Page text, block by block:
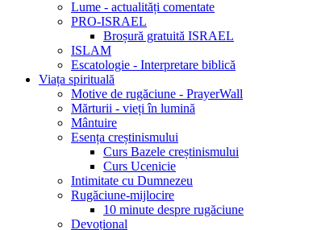
Lume - actualități comentate
PRO-ISRAEL
Broșură gratuită ISRAEL
ISLAM
Escatologie - Interpretare biblică
Viața spirituală
Motive de rugăciune - PrayerWall
Mărturii - vieți în lumină
Mântuire
Esența creștinismului
Curs Bazele creștinismului
Curs Ucenicie
Intimitate cu Dumnezeu
Rugăciune-mijlocire
10 minute despre rugăciune
Devoțional